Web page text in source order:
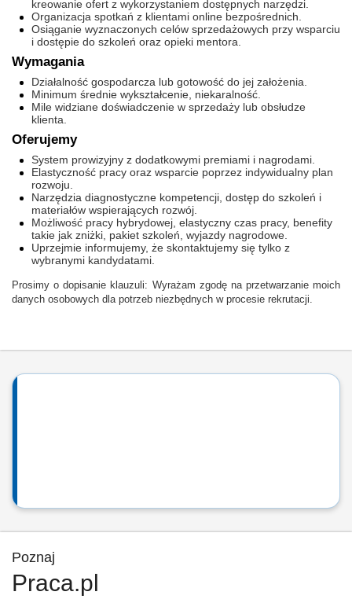
kreowanie ofert z wykorzystaniem dostępnych narzędzi.
Organizacja spotkań z klientami online bezpośrednich.
Osiąganie wyznaczonych celów sprzedażowych przy wsparciu
i dostępie do szkoleń oraz opieki mentora.
Wymagania
Działalność gospodarcza lub gotowość do jej założenia.
Minimum średnie wykształcenie, niekaralność.
Mile widziane doświadczenie w sprzedaży lub obsłudze
klienta.
Oferujemy
System prowizyjny z dodatkowymi premiami i nagrodami.
Elastyczność pracy oraz wsparcie poprzez indywidualny plan
rozwoju.
Narzędzia diagnostyczne kompetencji, dostęp do szkoleń i
materiałów wspierających rozwój.
Możliwość pracy hybrydowej, elastyczny czas pracy, benefity
takie jak zniżki, pakiet szkoleń, wyjazdy nagrodowe.
Uprzejmie informujemy, że skontaktujemy się tylko z
wybranymi kandydatami.
Prosimy o dopisanie klauzuli: Wyrażam zgodę na przetwarzanie moich
danych osobowych dla potrzeb niezbędnych w procesie rekrutacji.
Poznaj
Praca.pl